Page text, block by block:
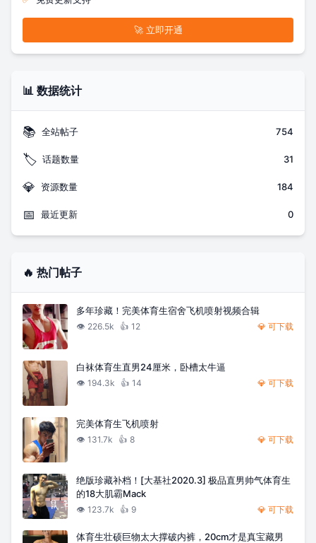
🚀 立即开通
📊 数据统计
📚 全站帖子 754
🏷️ 话题数量 31
💎 资源数量 184
📅 最近更新 0
🔥 热门帖子
多年珍藏！完美体育生宿舍飞机喷射视频合辑
👁️ 226.5k 👍 12 💎 可下载
白袜体育生直男24厘米，卧槽太牛逼
👁️ 194.3k 👍 14 💎 可下载
完美体育生飞机喷射
👁️ 131.7k 👍 8 💎 可下载
绝版珍藏补档！[大基社2020.3] 极品直男帅气体育生
的18大肌霸Mack
👁️ 123.7k 👍 9 💎 可下载
体育生壮硕巨物太大撑破内裤，20cm才是真宝藏男